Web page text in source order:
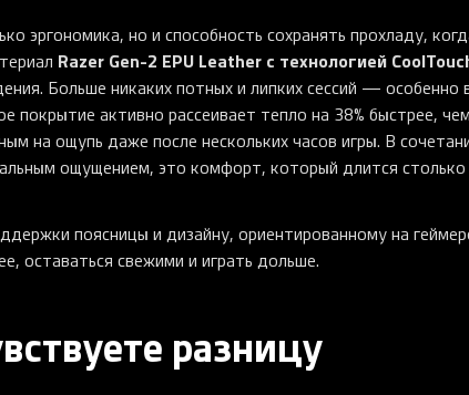
эргономика, но и способность сохранять прохладу,
Razer Gen-2 EPU Leather с технологией
Больше никаких потных и липких сессий — особенно
покрытие активно рассеивает тепло на 38% быстрее,
на ощупь даже после нескольких часов игры. В
ощущением, это комфорт, который длится столько
поясницы и дизайну, ориентированному на
оставаться свежими и играть дольше.
разницу